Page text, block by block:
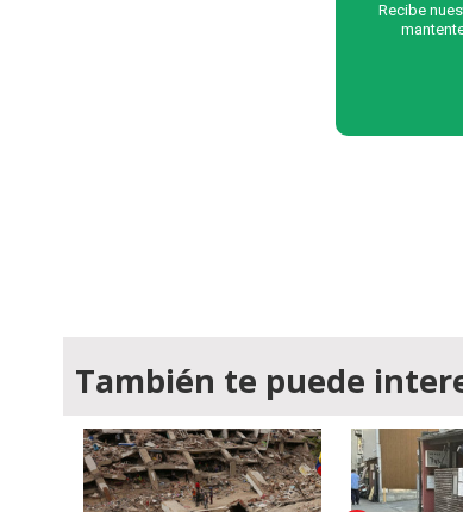
Recibe
También te puede